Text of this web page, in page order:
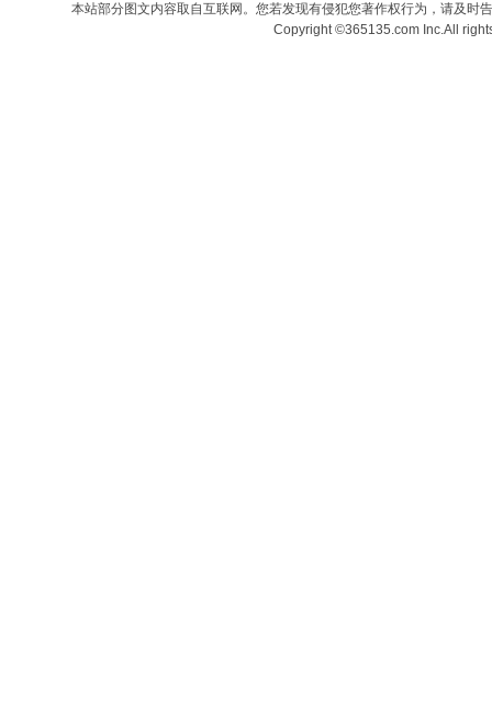
本站部分图文内容取自互联网。您若发现有侵犯您著作权行为，请及时
Copyright ©365135.com Inc.All